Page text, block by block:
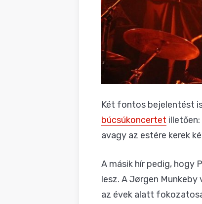
Két fontos bejelentést
búcsúkoncertet
avagy az estére kerek
A másik hír pedig, hogy
lesz. A Jørgen
az évek alatt